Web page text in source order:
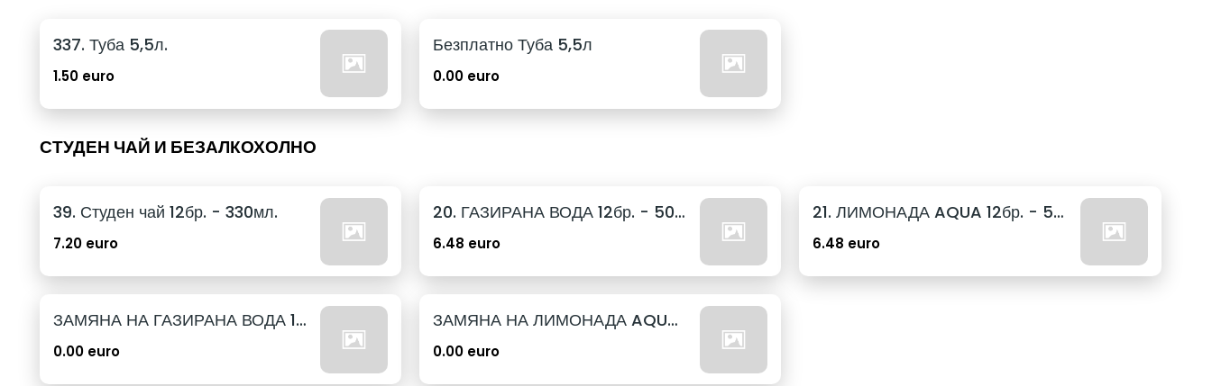
337. Туба 5,5л.
1.50 euro
Безплатно Туба 5,5л
0.00 euro
СТУДЕН ЧАЙ И БЕЗАЛКОХОЛНО
39. Студен чай 12бр. - 330мл.
7.20 euro
20. ГАЗИРАНА ВОДА 12бр. - 500мл
6.48 euro
21. ЛИМОНАДА AQUA 12бр. - 500мл
6.48 euro
ЗАМЯНА НА ГАЗИРАНА ВОДА 12бр. - 500мл
0.00 euro
ЗАМЯНА НА ЛИМОНАДА AQUA 12бр. - 500мл
0.00 euro